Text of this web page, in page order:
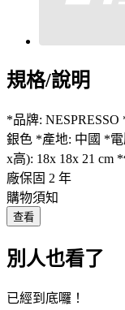
規格/說明
*品牌:
銀色 *產地: 中國 *
x高): 18x 18x 21 cm
廠保固 2 年
購物須知
查看
別人也看了
已經到底囉！